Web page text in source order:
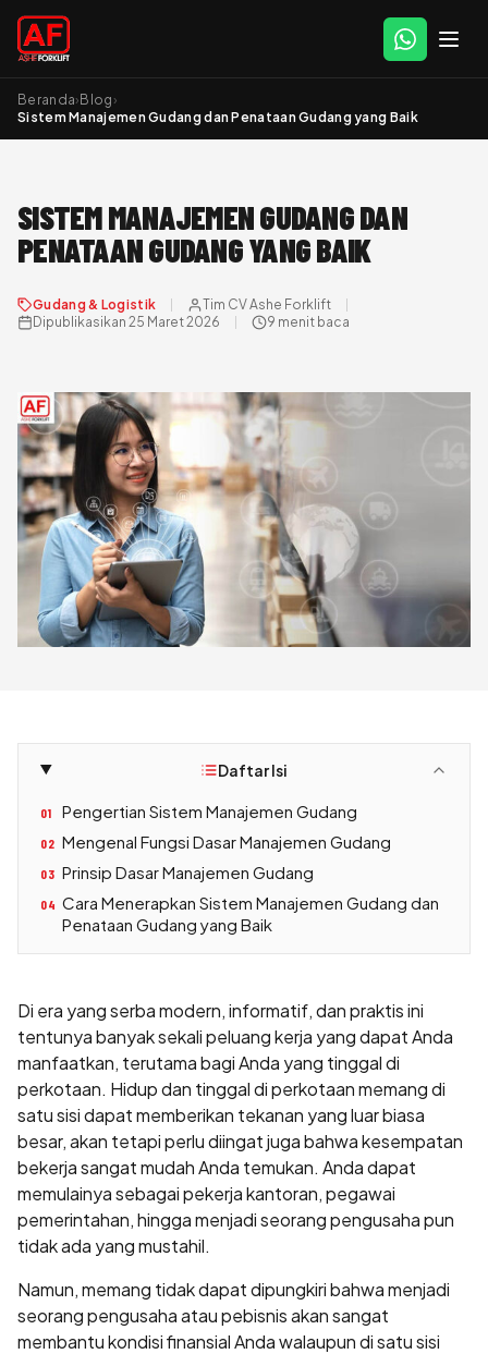
Beranda› Blog ›
Sistem Manajemen Gudang dan Penataan Gudang yang Baik
SISTEM MANAJEMEN GUDANG DAN
PENATAAN GUDANG YANG BAIK
Gudang & Logistik
Tim CV Ashe Forklift
Dipublikasikan 25 Maret 2026
9 menit baca
Daftar Isi
01 Pengertian Sistem Manajemen Gudang
02 Mengenal Fungsi Dasar Manajemen Gudang
03 Prinsip Dasar Manajemen Gudang
04 Cara Menerapkan Sistem Manajemen Gudang dan
Penataan Gudang yang Baik
Di era yang serba modern, informatif, dan praktis ini
tentunya banyak sekali peluang kerja yang dapat Anda
manfaatkan, terutama bagi Anda yang tinggal di
perkotaan. Hidup dan tinggal di perkotaan memang di
satu sisi dapat memberikan tekanan yang luar biasa
besar, akan tetapi perlu diingat juga bahwa kesempatan
bekerja sangat mudah Anda temukan. Anda dapat
memulainya sebagai pekerja kantoran, pegawai
pemerintahan, hingga menjadi seorang pengusaha pun
tidak ada yang mustahil.
Namun, memang tidak dapat dipungkiri bahwa menjadi
seorang pengusaha atau pebisnis akan sangat
membantu kondisi finansial Anda walaupun di satu sisi